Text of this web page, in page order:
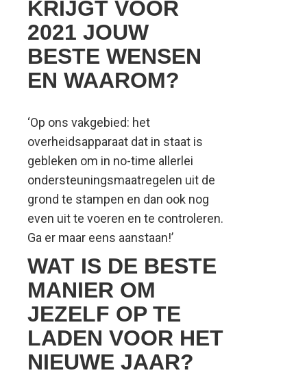
KRIJGT VOOR
2021 JOUW
BESTE WENSEN
EN WAAROM?
‘Op ons vakgebied: het
overheidsapparaat dat in staat is
gebleken om in no-time allerlei
ondersteuningsmaatregelen uit de
grond te stampen en dan ook nog
even uit te voeren en te controleren.
Ga er maar eens aanstaan!’
WAT IS DE BESTE
MANIER OM
JEZELF OP TE
LADEN VOOR HET
NIEUWE JAAR?